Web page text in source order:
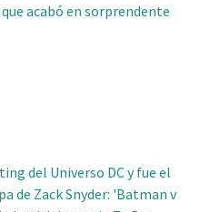
acabó en sorprendente
del Universo DC y fue el
de Zack Snyder: 'Batman v